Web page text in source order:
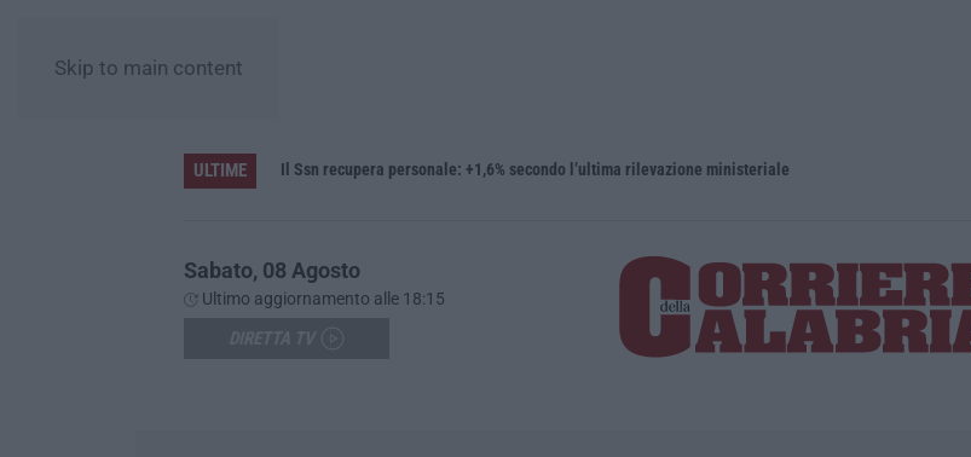
Skip to main content
ULTIME Il Ssn recupera personale: +1,6% secondo l’ultima rilevazione ministeriale
Sabato, 08 Agosto
Ultimo aggiornamento alle 18:15